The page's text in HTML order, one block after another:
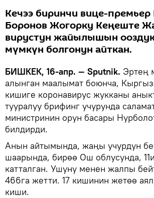
Кечээ биринчи вице-премьер
Боронов Жогорку Кеңеште
вирустун жайылышын
мүмкүн болгонун айткан.
БИШКЕК, 16-апр. — Sputnik. Эртең
алынган маалымат боюнча,
кишиге коронавирус жукканы
тууралуу брифинг учурунда
министринин орун басары
билдирди.
Анын айтымында, жаңы учурдун
шаарында, бирөө Ош облусунда,
катталган. Ушуну менен жалпы
466га жетти. 17 кишинин жетөө
киши.